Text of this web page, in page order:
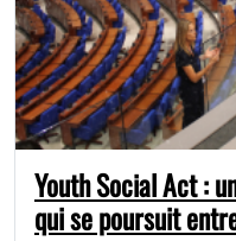
Youth Social Act :
qui se poursuit